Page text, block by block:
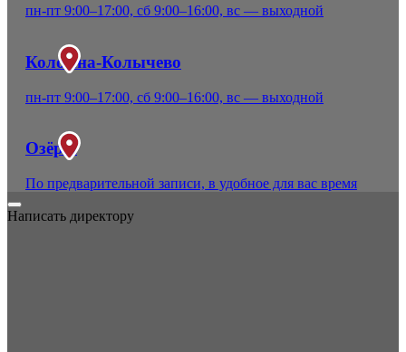
пн-пт 9:00–17:00, сб 9:00–16:00, вс — выходной
Коломна-Колычево
пн-пт 9:00–17:00, сб 9:00–16:00, вс — выходной
Озёры
По предварительной записи, в удобное для вас время
Написать директору